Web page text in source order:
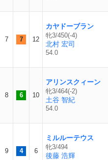
7 7 12
カヤドーブラン
牝3/450(-4)
北村 宏司
54.0
8 6 10
アリンスクィーン
牝3/464(-2)
土谷 智紀
54.0
9 4 6
ミルルーテウス
牝3/494
後藤 浩輝